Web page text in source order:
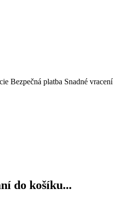
Bezpečná platba Snadné vracení
do košíku...